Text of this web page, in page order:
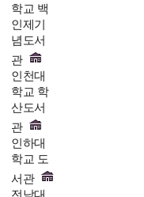
학교 백
인제기
념도서
관
인천대
학교 학
산도서
관
인하대
학교 도
서관
전남대